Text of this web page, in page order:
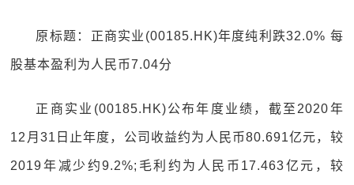
原标题：正商实业(00185.HK)年度纯利跌32.0% 每
股基本盈利为人民币7.04分
正商实业(00185.HK)公布年度业绩，截至2020年
12月31日止年度，公司收益约为人民币80.691亿元，较
2019年减少约9.2%;毛利约为人民币17.463亿元，较